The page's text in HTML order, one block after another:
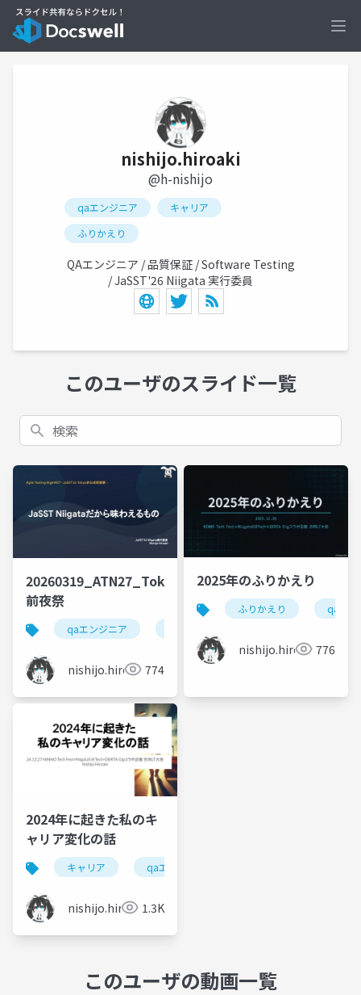
nishijo.hiroaki
@h-nishijo
qaエンジニア
キャリア
ふりかえり
QAエンジニア / 品質保証 / Software Testing
/ JaSST'26 Niigata 実行委員
このユーザのスライド一覧
検索
20260319_ATN27_Tokyo
前夜祭
qaエンジニア
nishijo.hiroaki774
2025年のふりかえり
ふりかえり qaエン
nishijo.hiroaki776
2024年に起きた私のキ
ャリア変化の話
キャリア qaエンジニア
nishijo.hiroaki1.3K
このユーザの動画一覧